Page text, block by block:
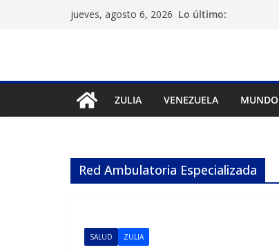
jueves, agosto 6, 2026 Lo último:
ZULIA VENEZUELA MUNDO
Red Ambulatoria Especializada
SALUD ZULIA